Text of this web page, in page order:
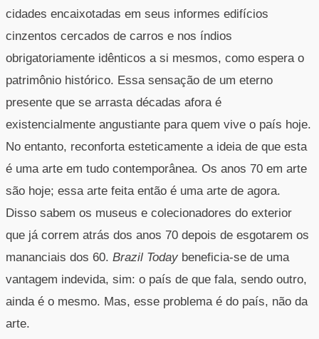
cidades encaixotadas em seus informes edifícios
cinzentos cercados de carros e nos índios
obrigatoriamente idênticos a si mesmos, como espera o
patrimônio histórico. Essa sensação de um eterno
presente que se arrasta décadas afora é
existencialmente angustiante para quem vive o país hoje.
No entanto, reconforta esteticamente a ideia de que esta
é uma arte em tudo contemporânea. Os anos 70 em arte
são hoje; essa arte feita então é uma arte de agora.
Disso sabem os museus e colecionadores do exterior
que já correm atrás dos anos 70 depois de esgotarem os
mananciais dos 60. Brazil Today beneficia-se de uma
vantagem indevida, sim: o país de que fala, sendo outro,
ainda é o mesmo. Mas, esse problema é do país, não da
arte.